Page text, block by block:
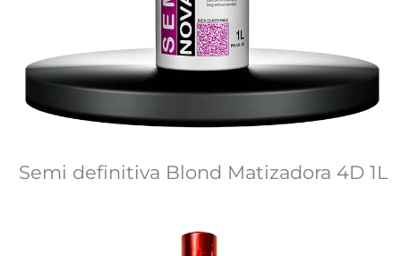
Semi definitiva Blond Matizadora 4D 1L